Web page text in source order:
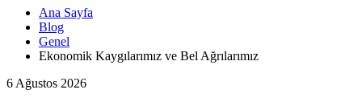
Ana Sayfa
Blog
Genel
Ekonomik Kaygılarımız ve Bel Ağrılarımız
6 Ağustos 2026